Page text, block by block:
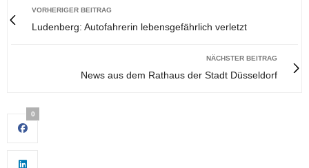
VORHERIGER BEITRAG
Ludenberg: Autofahrerin lebensgefährlich verletzt
NÄCHSTER BEITRAG
News aus dem Rathaus der Stadt Düsseldorf
0